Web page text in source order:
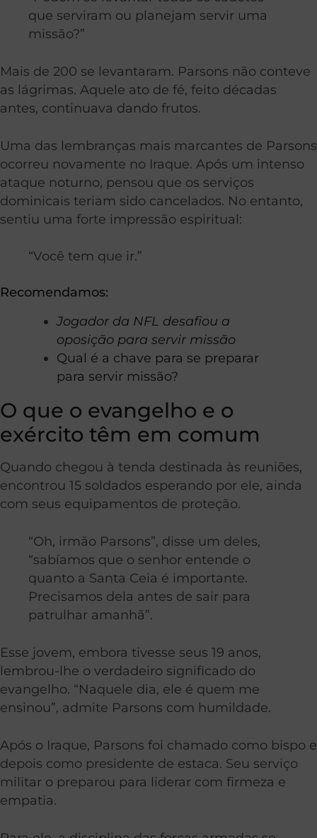
que serviram ou planejam servir uma
missão?”
Mais de 200 se levantaram. Parsons não conteve
as lágrimas. Aquele ato de fé, feito décadas
antes, continuava dando frutos.
Uma das lembranças mais marcantes de Parsons
ocorreu novamente no Iraque. Após um intenso
ataque noturno, pensou que os serviços
dominicais teriam sido cancelados. No entanto,
sentiu uma forte impressão espiritual:
“Você tem que ir.”
Recomendamos:
Jogador da NFL desafiou a
oposição para servir missão
Qual é a chave para se preparar
para servir missão?
O que o evangelho e o
exército têm em comum
Quando chegou à tenda destinada às reuniões,
encontrou 15 soldados esperando por ele, ainda
com seus equipamentos de proteção.
“Oh, irmão Parsons”, disse um deles,
“sabíamos que o senhor entende o
quanto a Santa Ceia é importante.
Precisamos dela antes de sair para
patrulhar amanhã”.
Esse jovem, embora tivesse seus 19 anos,
lembrou-lhe o verdadeiro significado do
evangelho. “Naquele dia, ele é quem me
ensinou”, admite Parsons com humildade.
Após o Iraque, Parsons foi chamado como bispo e
depois como presidente de estaca. Seu serviço
militar o preparou para liderar com firmeza e
empatia.